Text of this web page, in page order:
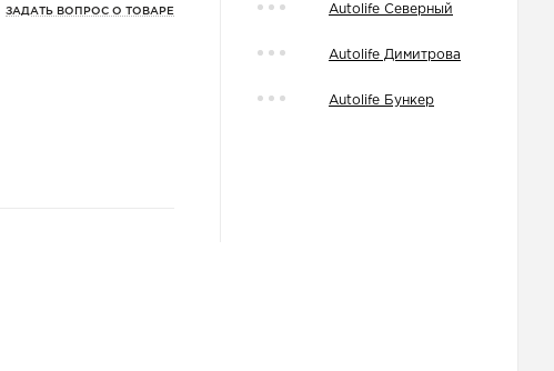
ЗАДАТЬ ВОПРОС О ТОВАРЕ Autolife Северный
Autolife Димитрова
Autolife Бункер